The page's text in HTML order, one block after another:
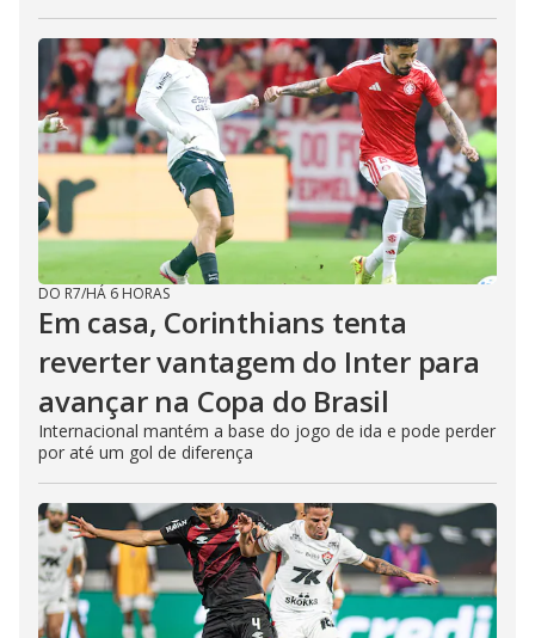
DO R7/HÁ 6 HORAS
Em casa, Corinthians tenta
reverter vantagem do Inter para
avançar na Copa do Brasil
Internacional mantém a base do jogo de ida e pode perder
por até um gol de diferença